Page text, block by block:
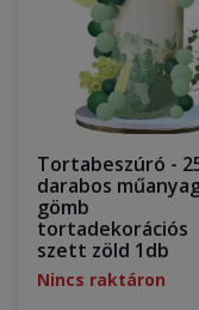
Tortabeszúró -
darabos
gömb
tortadekorációs
szett zöld 1db
Nincs raktáron